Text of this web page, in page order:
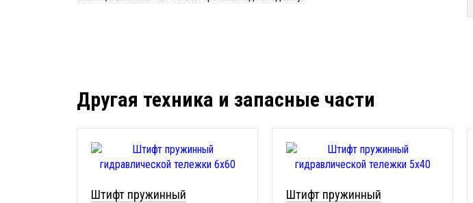
Другая техника и запасные части
Штифт пружинный
Штифт пружинный